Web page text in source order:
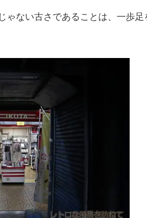
ゃない古さであることは、一歩